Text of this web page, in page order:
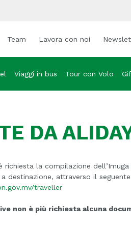
Team Lavora con noi
Viaggi in bus Tour con Volo
DA
richiesta la compilazione dell’Imuga
destinazione, attraverso il
traveller
non è più richiesta alcuna